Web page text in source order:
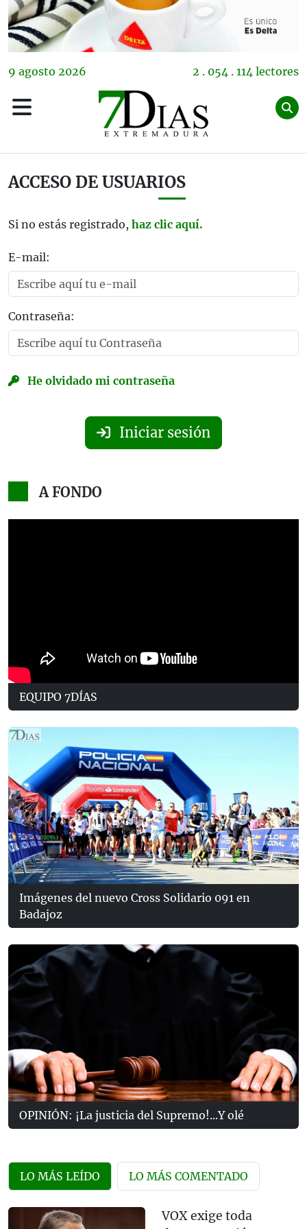
9 agosto 2026 2 . 054 . 114 lectores
ACCESO DE USUARIOS
Si no estás registrado, haz clic aquí.
E-mail:
Contraseña:
He olvidado mi contraseña
Iniciar sesión
A FONDO
EQUIPO 7DÍAS
Imágenes del nuevo Cross Solidario 091 en
Badajoz
OPINIÓN: ¡La justicia del Supremo!...Y olé
LO MÁS LEÍDO LO MÁS COMENTADO
VOX exige toda